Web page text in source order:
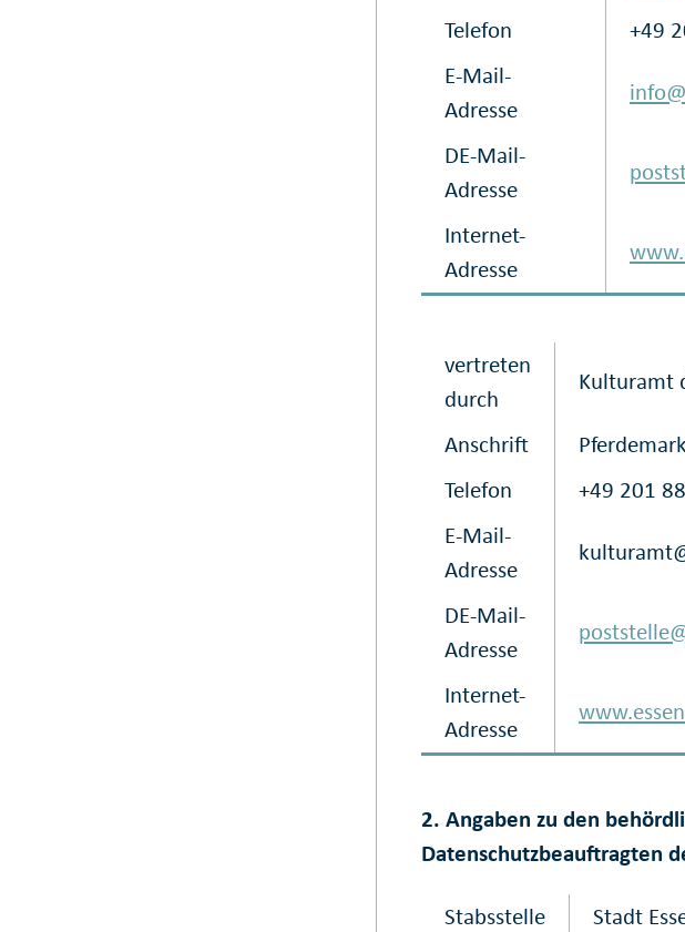
Telefon
+49
E-Mail-
Adresse
DE-Mail-
Adresse
Internet-
Adresse
vertreten
durch
Kulturamt
Anschrift
Telefon
+49 201
E-Mail-
Adresse
DE-Mail-
Adresse
Internet-
Adresse
2. Angaben zu den
Datenschutzbeauftragten
Stabsstelle
Stadt